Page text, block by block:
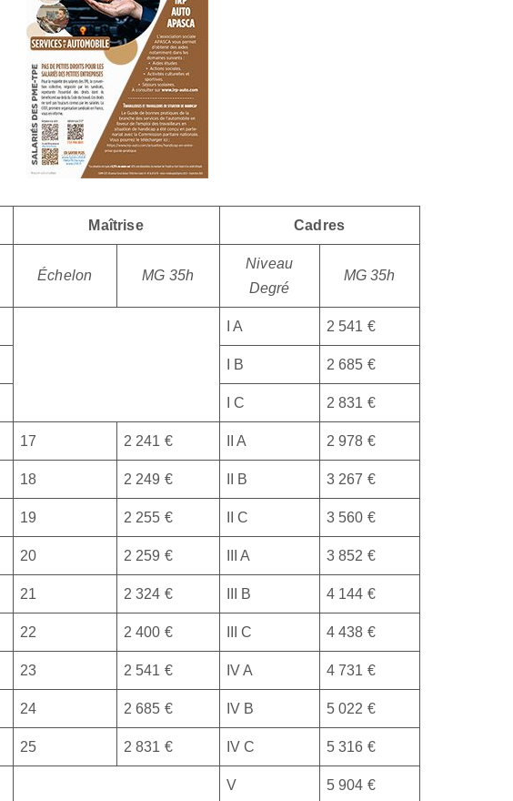
Maîtrise Cadres
Échelon MG 35h
Niveau
Degré
MG 35h
I A 2 541 €
I B 2 685 €
I C 2 831 €
17 2 241 € II A 2 978 €
18 2 249 € II B 3 267 €
19 2 255 € II C 3 560 €
20 2 259 € III A 3 852 €
21 2 324 € III B 4 144 €
22 2 400 € III C 4 438 €
23 2 541 € IV A 4 731 €
24 2 685 € IV B 5 022 €
25 2 831 € IV C 5 316 €
V 5 904 €